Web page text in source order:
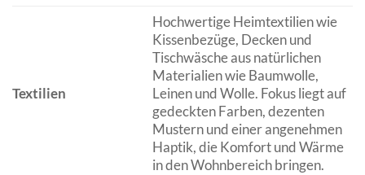
Textilien
Hochwertige Heimtextilien wie
Kissenbezüge, Decken und
Tischwäsche aus natürlichen
Materialien wie Baumwolle,
Leinen und Wolle. Fokus liegt auf
gedeckten Farben, dezenten
Mustern und einer angenehmen
Haptik, die Komfort und Wärme
in den Wohnbereich bringen.